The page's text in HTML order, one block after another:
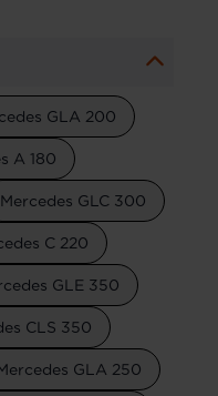
GLA 200
A 180
Mercedes GLC 300
C 220
GLE 350
CLS 350
GLA 250